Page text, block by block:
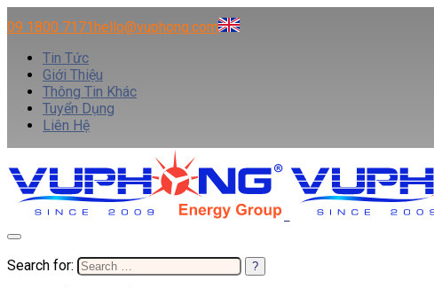
09 1800 7171hello@vuphong.com
Tin Tức
Giới Thiệu
Thông Tin Khác
Tuyển Dụng
Liên Hệ
Search for: